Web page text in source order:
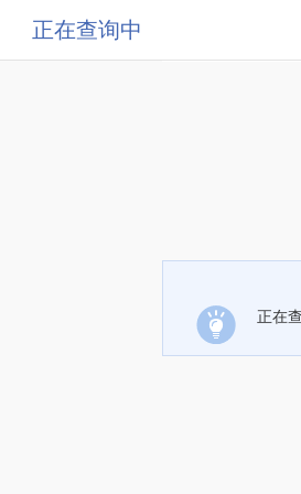
正在查询中
正在